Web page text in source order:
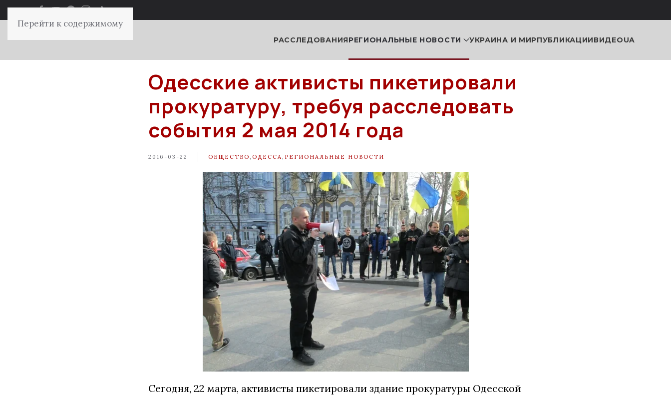
Перейти к содержимому
РАССЛЕДОВАНИЯРЕГИОНАЛЬНЫЕ НОВОСТИ УКРАИНА И МИРПУБЛИКАЦИИВИДЕОUA
Одесские активисты пикетировали
прокуратуру, требуя расследовать
события 2 мая 2014 года
2016-03-22 ОБЩЕСТВО ОДЕССА РЕГИОНАЛЬНЫЕ НОВОСТИ
Сегодня, 22 марта, активисты пикетировали здание прокуратуры Одесской